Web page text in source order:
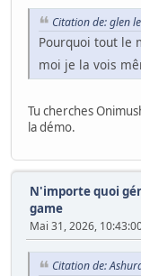
Citation de: glen
Pourquoi tout le
moi je la vois
Tu cherches
la démo.
N'importe quoi
game
Mai 31, 2026,
Citation de: